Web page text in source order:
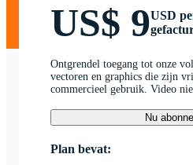
US$ 9USD
Ontgrendel toegang tot onze
vectoren en graphics die zijn
commercieel gebruik. Video
Nu
Plan bevat: